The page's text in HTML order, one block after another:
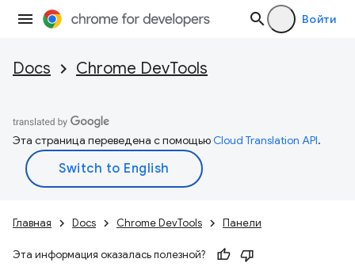
Войти
Docs Chrome DevTools
Эта страница переведена с помощьюCloud Translation API.
Главная Docs Chrome DevTools Панели
Эта информация оказалась полезной?